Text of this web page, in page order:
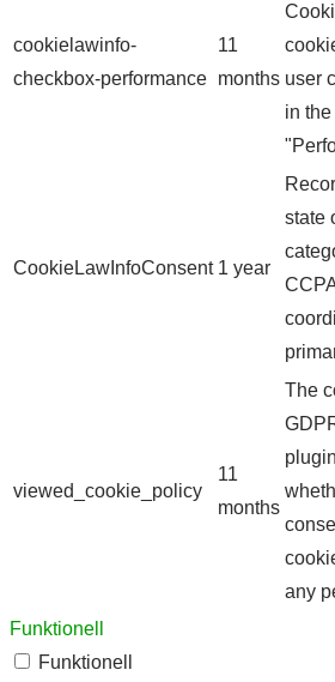
cookielawinfo-
checkbox-performance
11
months user
in
CookieLawInfoConsent 1 year
state
viewed_cookie_policy
11
months
The
any
Funktionell
Funktionell